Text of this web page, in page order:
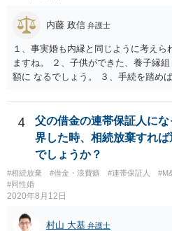
内藤 政信 弁護士
１、事実婚も内縁と同じように考えら
ますね。 ２、子供ができた、養子縁
額に なるでしょう。 ３、手続を踏め
しょう。 いろいろ議論のあるところ
でしょう。
4
父の借金の連帯保証人に
界した時、相続放棄すれ
でしょうか？
#相続放棄 #借金・浪費癖 #連帯保証人
#同性婚
2020年8月12日
村山 大基 弁護士